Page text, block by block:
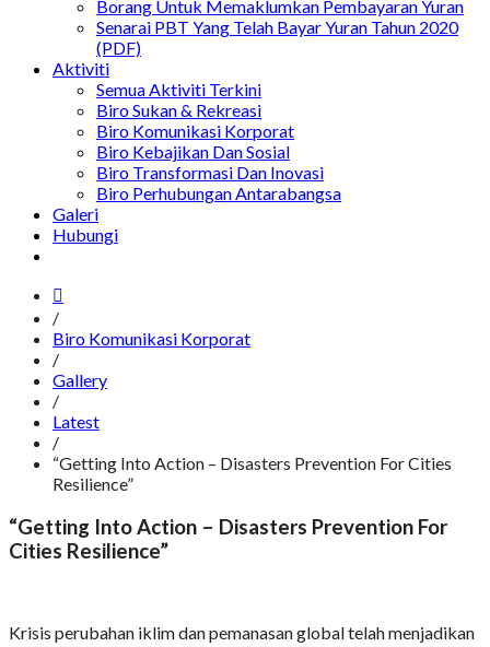
Borang Untuk Memaklumkan Pembayaran Yuran
Senarai PBT Yang Telah Bayar Yuran Tahun 2020
(PDF)
Aktiviti
Semua Aktiviti Terkini
Biro Sukan & Rekreasi
Biro Komunikasi Korporat
Biro Kebajikan Dan Sosial
Biro Transformasi Dan Inovasi
Biro Perhubungan Antarabangsa
Galeri
Hubungi
/
Biro Komunikasi Korporat
/
Gallery
/
Latest
/
“Getting Into Action – Disasters Prevention For Cities
Resilience”
“Getting Into Action – Disasters Prevention For
Cities Resilience”
Krisis perubahan iklim dan pemanasan global telah menjadikan